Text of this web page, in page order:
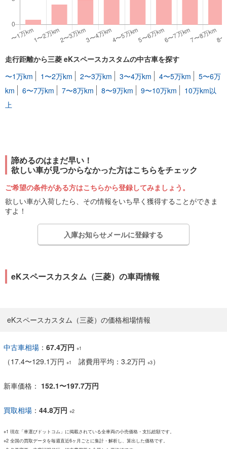
走行距離から三菱 eKスペースカスタムの中古車を探す
〜1万km
1〜2万km 2〜3万km 3〜4万km 4〜5万km
5〜6万
km
6〜7万km 7〜8万km 8〜9万km 9〜10万km
10万km以
上
諦めるのはまだ早い！
欲しい車が見つからなかった方はこちらをチェック
ご希望の条件がある方はこちらから登録してみましょう。
欲しい車が入荷したら、その情報をいち早く獲得することができま
すよ！
入庫お知らせメールに登録する
eKスペースカスタム（三菱）の車両情報
eKスペースカスタム（三菱）の価格相場情報
中古車相場 ： 67.4万円 ※1
（17.4〜129.1万円 ※1 諸費用平均：3.2万円 ※3）
新車価格： 152.1〜197.7万円
買取相場 ： 44.8万円 ※2
※1 現在「車選びドットコム」に掲載されている全車両の小売価格・支払総額です。
※2 全国の買取データを毎週直近6ヶ月ごとに集計・解析し、算出した価格です。